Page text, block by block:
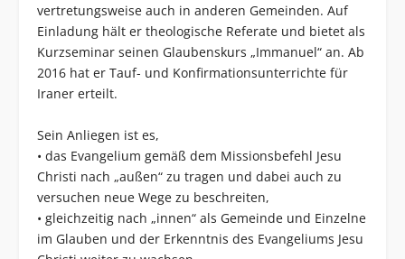
vertretungsweise auch in anderen Gemeinden. Auf
Einladung hält er theologische Referate und bietet als
Kurzseminar seinen Glaubenskurs „Immanuel“ an. Ab
2016 hat er Tauf- und Konfirmationsunterrichte für
Iraner erteilt.
Sein Anliegen ist es,
• das Evangelium gemäß dem Missionsbefehl Jesu
Christi nach „außen“ zu tragen und dabei auch zu
versuchen neue Wege zu beschreiten,
• gleichzeitig nach „innen“ als Gemeinde und Einzelne
im Glauben und der Erkenntnis des Evangeliums Jesu